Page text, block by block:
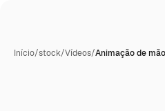
Início/stock/Vídeos/Animação de